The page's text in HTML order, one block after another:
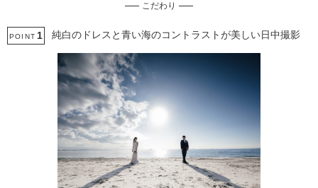
こだわり
POINT 1 純白のドレスと青い海のコントラストが美しい日中撮影